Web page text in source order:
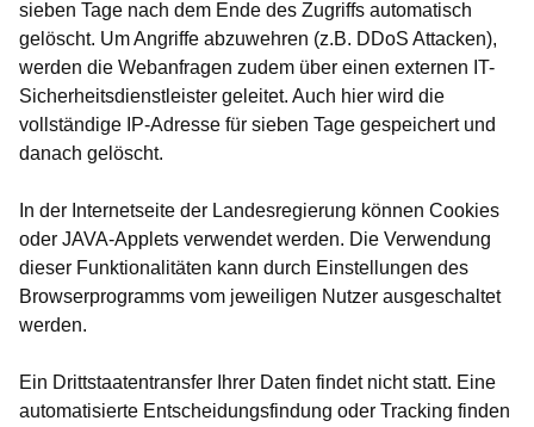
sieben Tage nach dem Ende des Zugriffs automatisch
gelöscht. Um Angriffe abzuwehren (z.B. DDoS Attacken),
werden die Webanfragen zudem über einen externen IT-
Sicherheitsdienstleister geleitet. Auch hier wird die
vollständige IP-Adresse für sieben Tage gespeichert und
danach gelöscht.
In der Internetseite der Landesregierung können Cookies
oder JAVA-Applets verwendet werden. Die Verwendung
dieser Funktionalitäten kann durch Einstellungen des
Browserprogramms vom jeweiligen Nutzer ausgeschaltet
werden.
Ein Drittstaatentransfer Ihrer Daten findet nicht statt. Eine
automatisierte Entscheidungsfindung oder Tracking finden